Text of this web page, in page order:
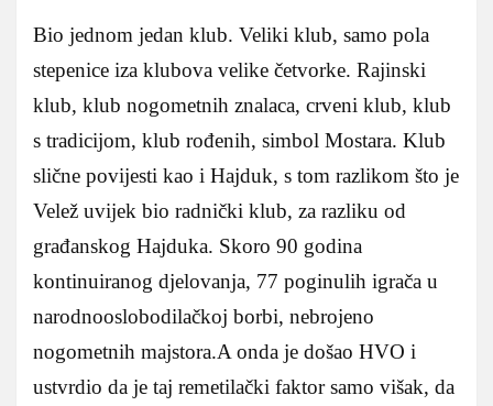
Bio jednom jedan klub. Veliki klub, samo pola
stepenice iza klubova velike četvorke. Rajinski
klub, klub nogometnih znalaca, crveni klub, klub
s tradicijom, klub rođenih, simbol Mostara. Klub
slične povijesti kao i Hajduk, s tom razlikom što je
Velež uvijek bio radnički klub, za razliku od
građanskog Hajduka. Skoro 90 godina
kontinuiranog djelovanja, 77 poginulih igrača u
narodnooslobodilačkoj borbi, nebrojeno
nogometnih majstora.A onda je došao HVO i
ustvrdio da je taj remetilački faktor samo višak, da